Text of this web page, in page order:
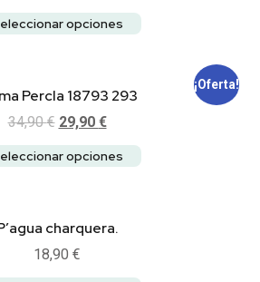
opciones
¡Oferta!
Percla 18793 293
34,90€ 29,90 €
opciones
charquera.
18,90 €